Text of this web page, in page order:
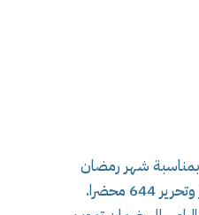
بمناسبة شهر رمضان